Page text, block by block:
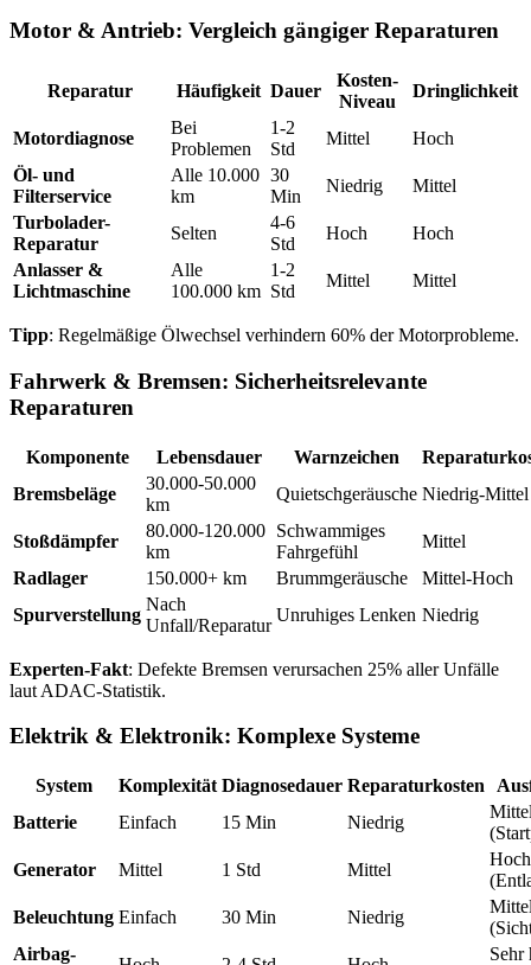
Motor & Antrieb: Vergleich gängiger Reparaturen
Reparatur Häufigkeit Dauer
Kosten-
Niveau
Dringlichkeit
Motordiagnose
Bei
Problemen
1-2
Std
Mittel
Hoch
Öl- und
Filterservice
Alle 10.000
km
30
Min
Niedrig
Mittel
Turbolader-
Reparatur
Selten
4-6
Std
Hoch
Hoch
Anlasser &
Lichtmaschine
Alle
100.000 km
1-2
Std
Mittel Mittel
Tipp: Regelmäßige Ölwechsel verhindern 60% der Motorprobleme.
Fahrwerk & Bremsen: Sicherheitsrelevante
Reparaturen
Komponente Lebensdauer Warnzeichen
Bremsbeläge
30.000-50.000
km
Quietschgeräusche Niedrig-Mittel
Stoßdämpfer
80.000-120.000
km
Schwammiges
Fahrgefühl
Mittel
Radlager
150.000+ km Brummgeräusche
Mittel-Hoch
Spurverstellung
Nach
Unfall/Reparatur
Unruhiges Lenken Niedrig
Experten-Fakt: Defekte Bremsen verursachen 25% aller Unfälle
laut ADAC-Statistik.
Elektrik & Elektronik: Komplexe Systeme
System Komplexität Diagnosedauer Reparaturkosten
Batterie
Einfach 15 Min Niedrig
Generator
Mittel 1 Std Mittel
Hoch
Beleuchtung Einfach 30 Min Niedrig
Airbag-
Sehr